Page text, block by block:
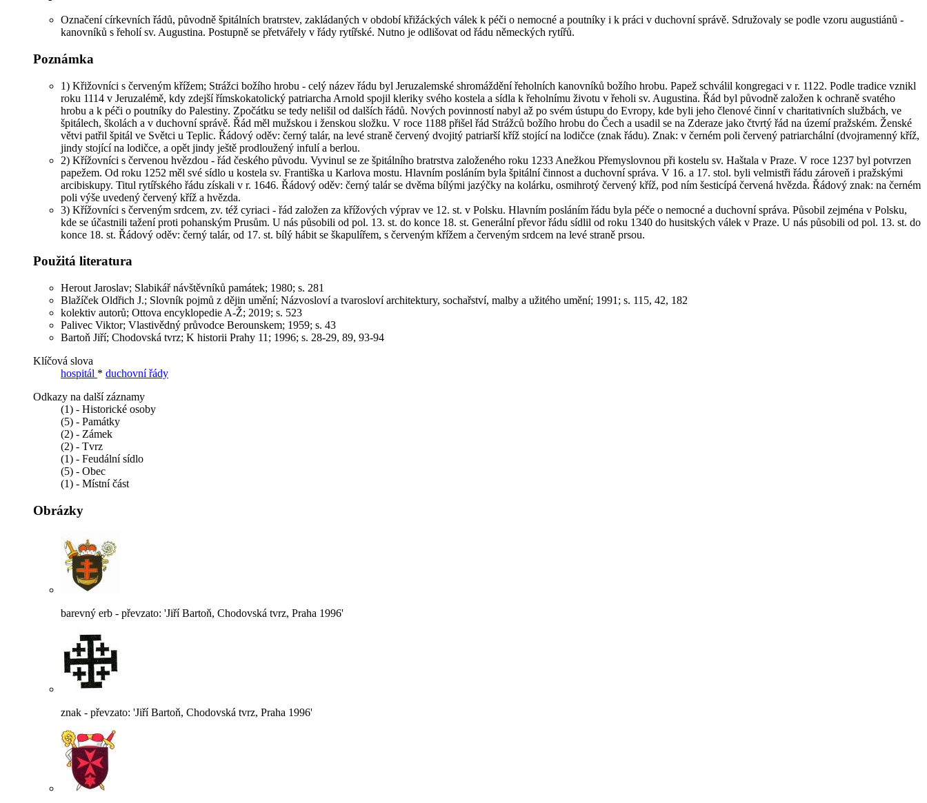
Označení církevních řádů, původně špitálních bratrstev, zakládaných v období křižáckých válek k péči o nemocné a poutníky i k práci v duchovní správě. Sdružovaly se podle vzoru augustiánů -
kanovníků s řeholí sv. Augustina. Postupně se přetvářely v řády rytířské. Nutno je odlišovat od řádu německých rytířů.
Poznámka
1) Křižovníci s červeným křížem; Strážci božího hrobu - celý název řádu byl Jeruzalemské shromáždění řeholních kanovníků božího hrobu. Papež schválil kongregaci v r. 1122. Podle tradice vznikl
roku 1114 v Jeruzalémě, kdy zdejší římskokatolický patriarcha Arnold spojil kleriky svého kostela a sídla k řeholnímu životu v řeholi sv. Augustina. Řád byl původně založen k ochraně svatého
hrobu a k péči o poutníky do Palestiny. Zpočátku se tedy nelišil od dalších řádů. Nových povinností nabyl až po svém ústupu do Evropy, kde byli jeho členové činní v charitativních službách, ve
špitálech, školách a v duchovní správě. Řád měl mužskou i ženskou složku. V roce 1188 přišel řád Strážců božího hrobu do Čech a usadil se na Zderaze jako čtvrtý řád na území pražském. Ženské
větvi patřil špitál ve Světci u Teplic. Řádový oděv: černý talár, na levé straně červený dvojitý patriarší kříž stojící na lodičce (znak řádu). Znak: v černém poli červený patriarchální (dvojramenný kříž,
jindy stojící na lodičce, a opět jindy ještě prodloužený infulí a berlou.
2) Křížovníci s červenou hvězdou - řád českého původu. Vyvinul se ze špitálního bratrstva založeného roku 1233 Anežkou Přemyslovnou při kostelu sv. Haštala v Praze. V roce 1237 byl potvrzen
papežem. Od roku 1252 měl své sídlo u kostela sv. Františka u Karlova mostu. Hlavním posláním byla špitální činnost a duchovní správa. V 16. a 17. stol. byli velmistři řádu zároveň i pražskými
arcibiskupy. Titul rytířského řádu získali v r. 1646. Řádový oděv: černý talár se dvěma bílými jazýčky na kolárku, osmihrotý červený kříž, pod ním šesticípá červená hvězda. Řádový znak: na černém
poli výše uvedený červený kříž a hvězda.
3) Křížovníci s červeným srdcem, zv. též cyriaci - řád založen za křížových výprav ve 12. st. v Polsku. Hlavním posláním řádu byla péče o nemocné a duchovní správa. Působil zejména v Polsku,
kde se účastnili tažení proti pohanským Prusům. U nás působili od pol. 13. st. do konce 18. st. Generální převor řádu sídlil od roku 1340 do husitských válek v Praze. U nás působili od pol. 13. st. do
konce 18. st. Řádový oděv: černý talár, od 17. st. bílý hábit se škapulířem, s červeným křížem a červeným srdcem na levé straně prsou.
Použitá literatura
Herout Jaroslav; Slabikář návštěvníků památek; 1980; s. 281
Blažíček Oldřich J.; Slovník pojmů z dějin umění; Názvosloví a tvarosloví architektury, sochařství, malby a užitého umění; 1991; s. 115, 42, 182
kolektiv autorů; Ottova encyklopedie A-Ž; 2019; s. 523
Palivec Viktor; Vlastivědný průvodce Berounskem; 1959; s. 43
Bartoň Jiří; Chodovská tvrz; K historii Prahy 11; 1996; s. 28-29, 89, 93-94
Klíčová slova
hospitál * duchovní řády
Odkazy na další záznamy
(1) - Historické osoby
(5) - Památky
(2) - Zámek
(2) - Tvrz
(1) - Feudální sídlo
(5) - Obec
(1) - Místní část
Obrázky
barevný erb - převzato: 'Jiří Bartoň, Chodovská tvrz, Praha 1996'
znak - převzato: 'Jiří Bartoň, Chodovská tvrz, Praha 1996'